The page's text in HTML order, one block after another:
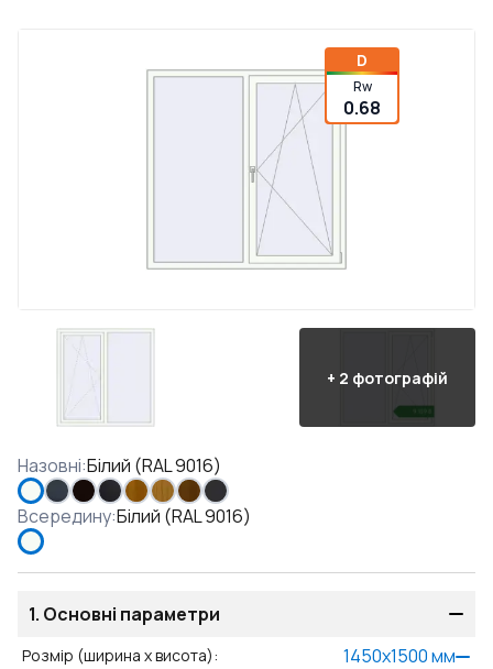
D
Rw
0.68
+ 2 фотографій
Назовні:Білий (RAL 9016)
Всередину:Білий (RAL 9016)
1. Основні параметри
Розмір (ширина x висота): 1450x1500мм